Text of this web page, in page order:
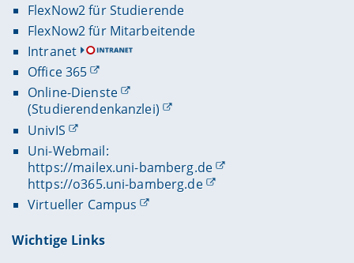
FlexNow2 für Studierende
FlexNow2 für Mitarbeitende
Intranet
Office 365
Online-Dienste
(Studierendenkanzlei)
UnivIS
Uni-Webmail:
https://mailex.uni-bamberg.de
https://o365.uni-bamberg.de
Virtueller Campus
Wichtige Links